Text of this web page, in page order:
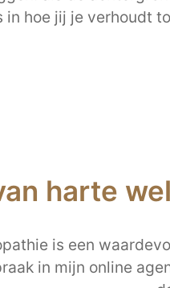
hoe jij je verhoudt
harte
is een
in mijn online